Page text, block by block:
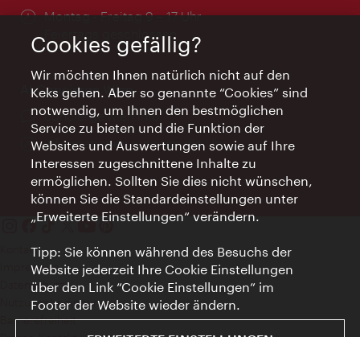
Öffnungszeiten:
Montag - Freitag 9 – 17 Uhr
Feiertags geschlossen
AI Concierge Wien
Ort:
concierge.wien.info
Öffnungszeiten:
Informationen rund um die Uhr
Kontakt
Impressum
Datenschutz
Nutzungsbedingungen
Barrierefreiheit
Cookies gefällig?
Wir möchten Ihnen natürlich nicht auf den
Keks gehen. Aber so genannte “Cookies” sind
notwendig, um Ihnen den bestmöglichen
Service zu bieten und die Funktion der
Websites und Auswertungen sowie auf Ihre
Interessen zugeschnittene Inhalte zu
ermöglichen. Sollten Sie dies nicht wünschen,
können Sie die Standardeinstellungen unter
„Erweiterte Einstellungen“ verändern.
Tipp: Sie können während des Besuchs der
Website jederzeit Ihre Cookie Einstellungen
über den Link “Cookie Einstellungen” im
Footer der Website wieder ändern.